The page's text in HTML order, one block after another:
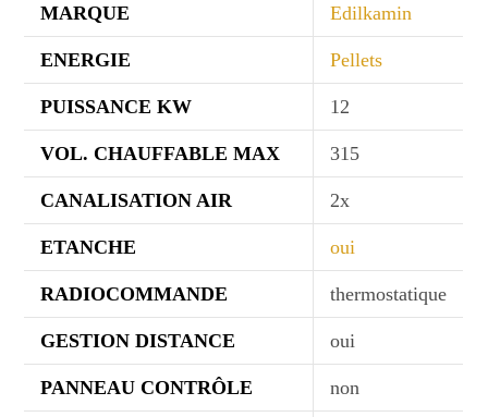
MARQUE Edilkamin
ENERGIE Pellets
PUISSANCE KW 12
VOL. CHAUFFABLE MAX 315
CANALISATION AIR 2x
ETANCHE oui
RADIOCOMMANDE thermostatique
GESTION DISTANCE oui
PANNEAU CONTRÔLE non